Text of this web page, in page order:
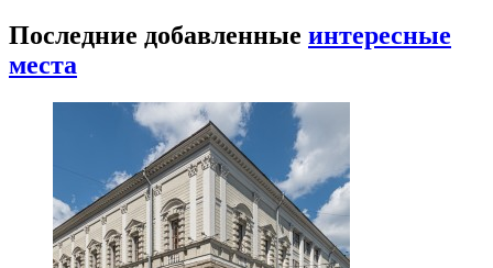
Последние добавленные интересные
места